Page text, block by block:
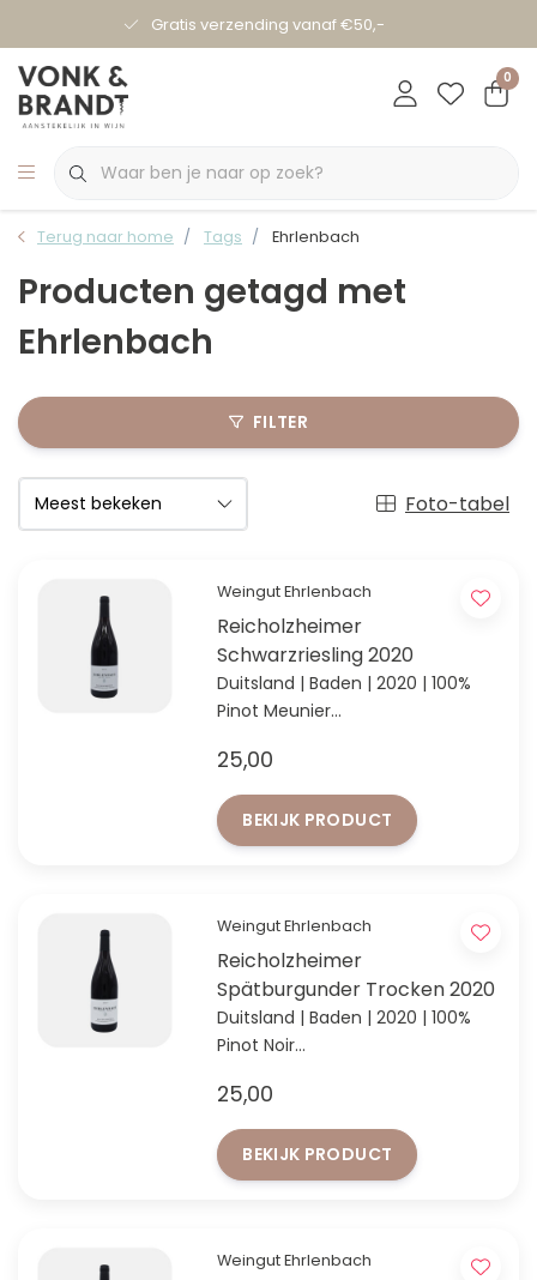
Gratis verzending vanaf €50,-
0
Terug naar home Tags Ehrlenbach
Producten getagd met
Ehrlenbach
FILTER
Foto-tabel
Weingut Ehrlenbach
Reicholzheimer
Schwarzriesling 2020
Duitsland | Baden | 2020 | 100%
Pinot Meunier
volgens VINUM 2024
25,00
BEKIJK PRODUCT
Weingut Ehrlenbach
Reicholzheimer
Spätburgunder Trocken 2020
Duitsland | Baden | 2020 | 100%
Pinot Noir
volgens VINUM 2024
25,00
BEKIJK PRODUCT
Weingut Ehrlenbach